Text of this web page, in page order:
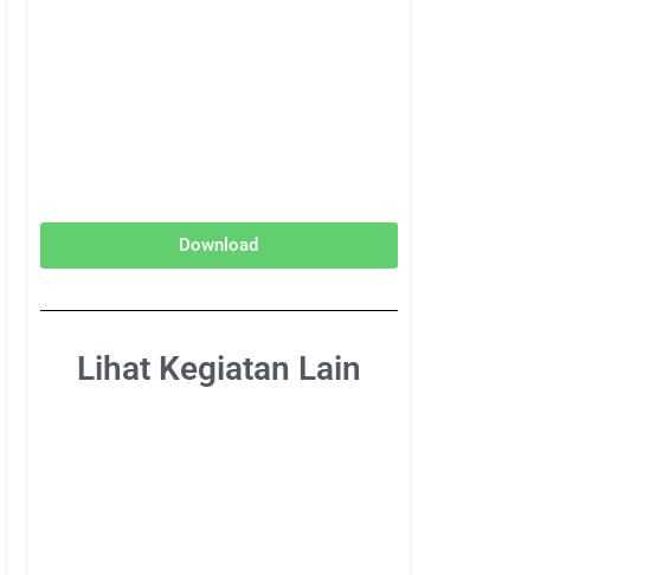
Download
Lihat Kegiatan Lain